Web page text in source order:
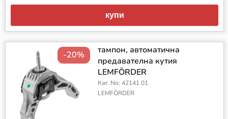
купи
-20%
тампон, автоматична
предавателна кутия
LEMFÖRDER
Кат. No: 42141 01
LEMFÖRDER